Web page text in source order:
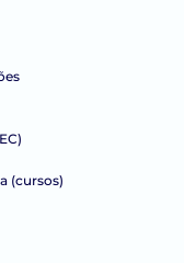
(cursos)